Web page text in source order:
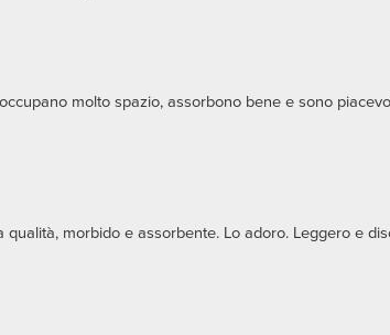
molto spazio, assorbono bene e sono
morbido e assorbente. Lo adoro. Leggero e